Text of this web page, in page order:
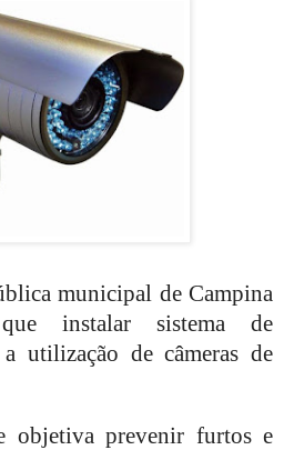
municipal de Campina
instalar sistema de
utilização de câmeras de
objetiva prevenir furtos e